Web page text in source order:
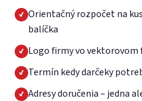
Orientačný rozpočet na
balíčka
Logo firmy vo vektorovom
Termín kedy darčeky
Adresy doručenia – jedna